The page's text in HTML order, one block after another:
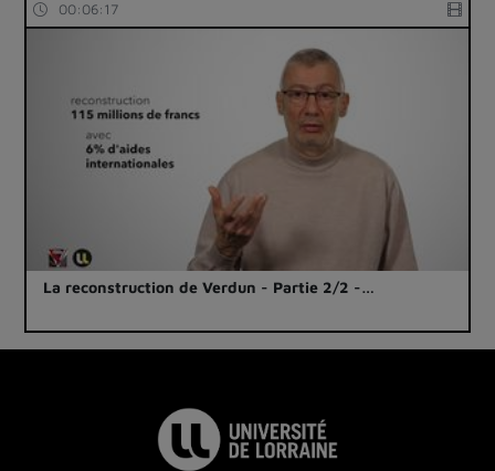
00:06:17
La reconstruction de Verdun - Partie 2/2 -…